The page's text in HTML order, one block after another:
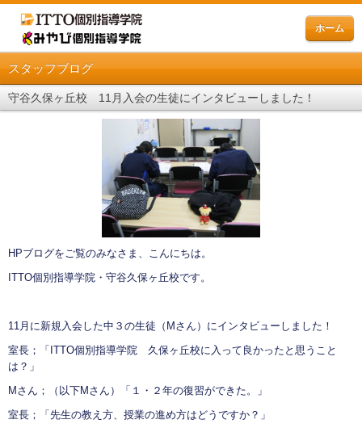
ホーム
スタッフブログ
守谷久保ヶ丘校 11月入会の生徒にインタビューしました！
HPブログをご覧のみなさま、こんにちは。
ITTO個別指導学院・守谷久保ヶ丘校です。
11月に新規入会した中３の生徒（Mさん）にインタビューしました！
室長；「ITTO個別指導学院 久保ヶ丘校に入って良かったと思うこと
は？」
Mさん；（以下Mさん）「１・２年の復習ができた。」
室長；「先生の教え方、授業の進め方はどうですか？」